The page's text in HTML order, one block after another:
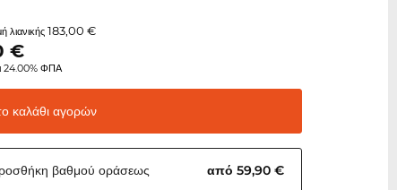
λιανικής183,00 €
€
24.00% ΦΠΑ
καλάθι αγορών
βαθμού οράσεως από 59,90 €